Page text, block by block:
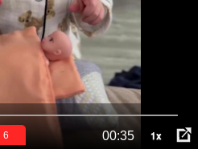
00:35 1x
6